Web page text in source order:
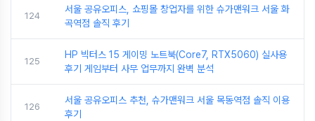
124
서울 공유오피스, 쇼핑몰 창업자를 위한 슈가맨워크 서울 화
곡역점 솔직 후기
125
HP 빅터스 15 게이밍 노트북(Core7, RTX5060) 실사용
후기 게임부터 사무 업무까지 완벽 분석
126
서울 공유오피스 추천, 슈가맨워크 서울 목동역점 솔직 이용
후기